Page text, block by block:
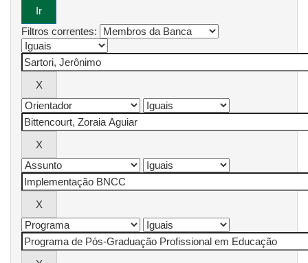
Filtros correntes: